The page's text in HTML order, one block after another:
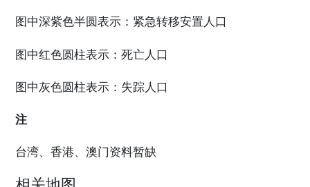
图中深紫色半圆表示：紧急转移安置人口
图中红色圆柱表示：死亡人口
图中灰色圆柱表示：失踪人口
注
台湾、香港、澳门资料暂缺